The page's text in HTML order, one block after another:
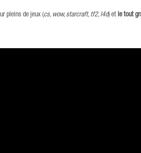
pleins de jeux (cs, wow, starcraft, tf2, l4d) et le tout